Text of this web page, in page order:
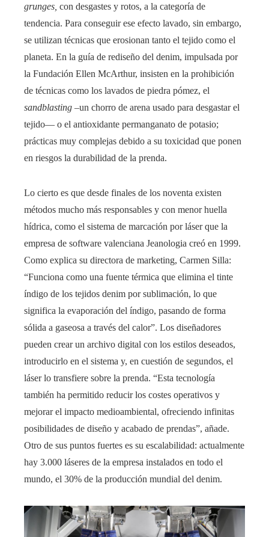
grunges, con desgastes y rotos, a la categoría de
tendencia. Para conseguir ese efecto lavado, sin embargo,
se utilizan técnicas que erosionan tanto el tejido como el
planeta. En la guía de rediseño del denim, impulsada por
la Fundación Ellen McArthur, insisten en la prohibición
de técnicas como los lavados de piedra pómez, el
sandblasting –un chorro de arena usado para desgastar el
tejido— o el antioxidante permanganato de potasio;
prácticas muy complejas debido a su toxicidad que ponen
en riesgos la durabilidad de la prenda.
Lo cierto es que desde finales de los noventa existen
métodos mucho más responsables y con menor huella
hídrica, como el sistema de marcación por láser que la
empresa de software valenciana Jeanologia creó en 1999.
Como explica su directora de marketing, Carmen Silla:
“Funciona como una fuente térmica que elimina el tinte
índigo de los tejidos denim por sublimación, lo que
significa la evaporación del índigo, pasando de forma
sólida a gaseosa a través del calor”. Los diseñadores
pueden crear un archivo digital con los estilos deseados,
introducirlo en el sistema y, en cuestión de segundos, el
láser lo transfiere sobre la prenda. “Esta tecnología
también ha permitido reducir los costes operativos y
mejorar el impacto medioambiental, ofreciendo infinitas
posibilidades de diseño y acabado de prendas”, añade.
Otro de sus puntos fuertes es su escalabilidad: actualmente
hay 3.000 láseres de la empresa instalados en todo el
mundo, el 30% de la producción mundial del denim.